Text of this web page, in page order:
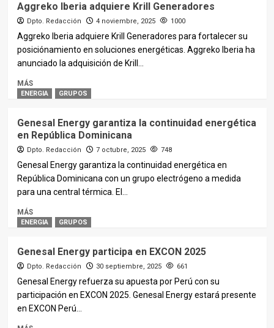
Aggreko Iberia adquiere Krill Generadores
Dpto. Redacción 4 noviembre, 2025 1000
Aggreko Iberia adquiere Krill Generadores para fortalecer su
posiciónamiento en soluciones energéticas. Aggreko Iberia ha
anunciado la adquisición de Krill...
MÁS
ENERGIA GRUPOS
Genesal Energy garantiza la continuidad energética
en República Dominicana
Dpto. Redacción 7 octubre, 2025 748
Genesal Energy garantiza la continuidad energética en
República Dominicana con un grupo electrógeno a medida
para una central térmica. El...
MÁS
ENERGIA GRUPOS
Genesal Energy participa en EXCON 2025
Dpto. Redacción 30 septiembre, 2025 661
Genesal Energy refuerza su apuesta por Perú con su
participación en EXCON 2025. Genesal Energy estará presente
en EXCON Perú...